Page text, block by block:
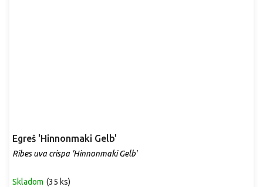
Egreš 'Hinnonmaki Gelb'
Ribes uva crispa 'Hinnonmaki Gelb'
Skladom (35 ks)